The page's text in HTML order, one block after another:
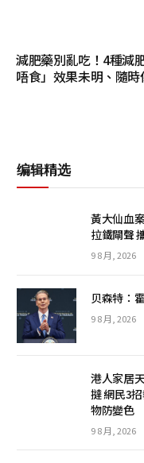
減肥藥別亂吃！4種減
唔食」效果未明、隨
编辑精选
黃大仙血
拉鐵閘聲
9 8 月, 2026
贝森特：
9 8 月, 2026
港人家居
撻 網民3
物防變色
9 8 月, 2026